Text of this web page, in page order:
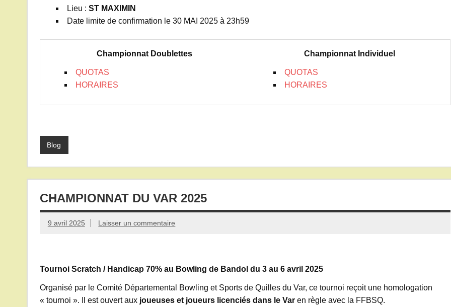
Lieu : ST MAXIMIN
Date limite de confirmation le 30 MAI 2025 à 23h59
Championnat Doublettes
QUOTAS
HORAIRES
Championnat Individuel
QUOTAS
HORAIRES
Blog
CHAMPIONNAT DU VAR 2025
9 avril 2025 Laisser un commentaire
Tournoi Scratch / Handicap 70% au Bowling de Bandol du 3 au 6 avril 2025
Organisé par le Comité Départemental Bowling et Sports de Quilles du Var, ce tournoi reçoit une homologation
« tournoi ». Il est ouvert aux joueuses et joueurs licenciés dans le Var en règle avec la FFBSQ.